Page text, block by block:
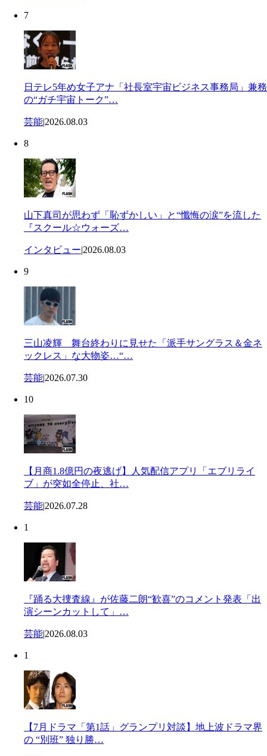
7
日テレ5年め女子アナ「社長室宇宙ビジネス事務局」兼務
の“ガチ宇宙トーク”…
芸能|2026.08.03
8
山下真司が思わず「恥ずかしい」と“懺悔の涙”を流した
『スクール☆ウォーズ…
インタビュー|2026.08.03
9
三山凌輝 舞台終わりに見せた「派手サングラス＆金ネ
ックレス」な大物姿…“…
芸能|2026.07.30
10
【月商1.8億円の夜逃げ】人気配信アプリ「エブリライ
ブ」が突如全停止、社…
芸能|2026.07.28
1
『踊る大捜査線』が佐藤二朗“歓喜”のコメント発表「出
演シーンカットして」…
芸能|2026.08.03
1
【7月ドラマ「第1話」グランプリ対談】地上波ドラマ界
の “別班” 独り勝…